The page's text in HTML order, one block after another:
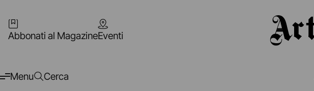
Abbonati al MagazineEventi
Menu Cerca